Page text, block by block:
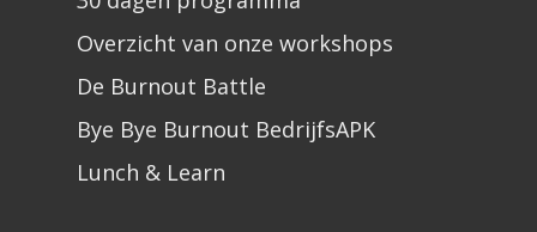
Overzicht van onze workshops
De Burnout Battle
Bye Bye Burnout BedrijfsAPK
Lunch & Learn